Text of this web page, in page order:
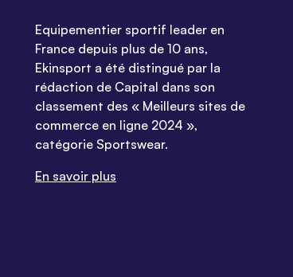
Equipementier sportif leader en
France depuis plus de 10 ans,
Ekinsport a été distingué par la
rédaction de Capital dans son
classement des « Meilleurs sites de
commerce en ligne 2024 »,
catégorie Sportswear.
En savoir plus